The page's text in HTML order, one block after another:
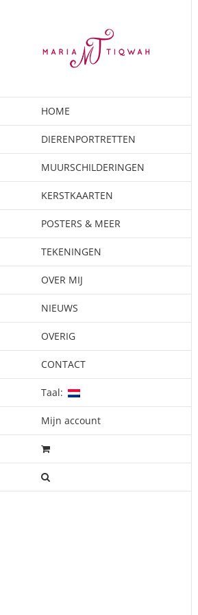
HOME
DIERENPORTRETTEN
MUURSCHILDERINGEN
KERSTKAARTEN
POSTERS & MEER
TEKENINGEN
OVER MIJ
NIEUWS
OVERIG
CONTACT
Taal:
Mijn account